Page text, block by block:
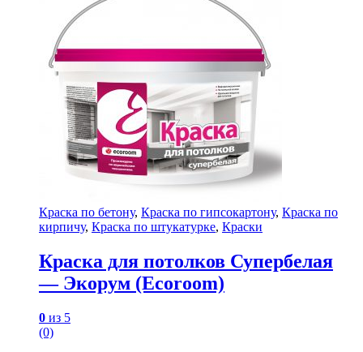
Краска по бетону, Краска по гипсокартону, Краска по
кирпичу, Краска по штукатурке, Краски
Краска для потолков Супербелая
— Экорум (Ecoroom)
0 из 5
(0)